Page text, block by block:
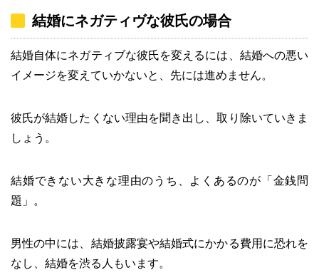
結婚にネガティヴな彼氏の場合
結婚自体にネガティブな彼氏を変えるには、結婚への悪い
イメージを変えていかないと、先には進めません。
彼氏が結婚したくない理由を聞き出し、取り除いていきま
しょう。
結婚できない大きな理由のうち、よくあるのが「金銭問
題」。
男性の中には、結婚披露宴や結婚式にかかる費用に恐れを
なし、結婚を渋る人もいます。